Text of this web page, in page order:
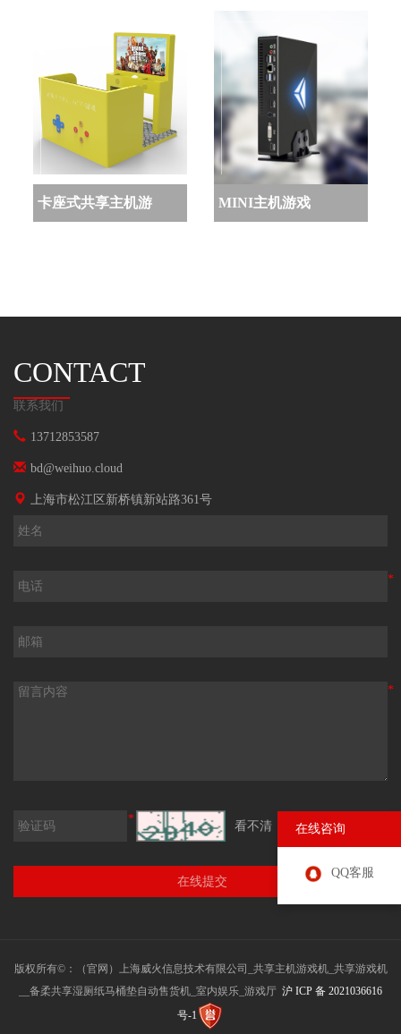
卡座式共享主机游 MINI主机游戏
CONTACT
联系我们
13712853587
bd@weihuo.cloud
上海市松江区新桥镇新站路361号
*
*
*
看不清，换一张
版权所有©：（官网）上海威火信息技术有限公司_共享主机游戏机_共享游戏机
__备柔共享湿厕纸马桶垫自动售货机_室内娱乐_游戏厅 沪 ICP 备 2021036616
号-1
在线咨询
QQ客服